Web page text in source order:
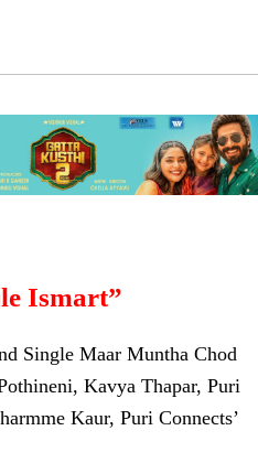
Ismart”
Single Maar Muntha Chod
Kavya Thapar, Puri
Kaur, Puri Connects’